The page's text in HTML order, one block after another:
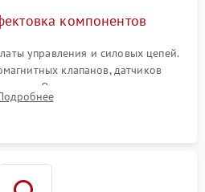
компонентов
управления и силовых цепей.
клапанов, датчиков
Оценка степени износа
колец гидросистемы